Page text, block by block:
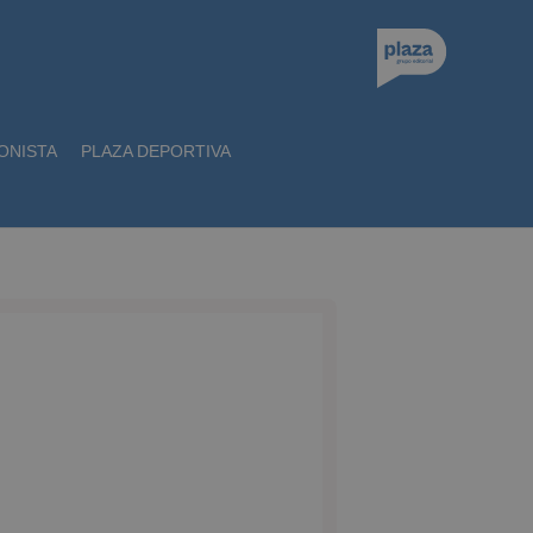
PLAZA DEPORTIVA